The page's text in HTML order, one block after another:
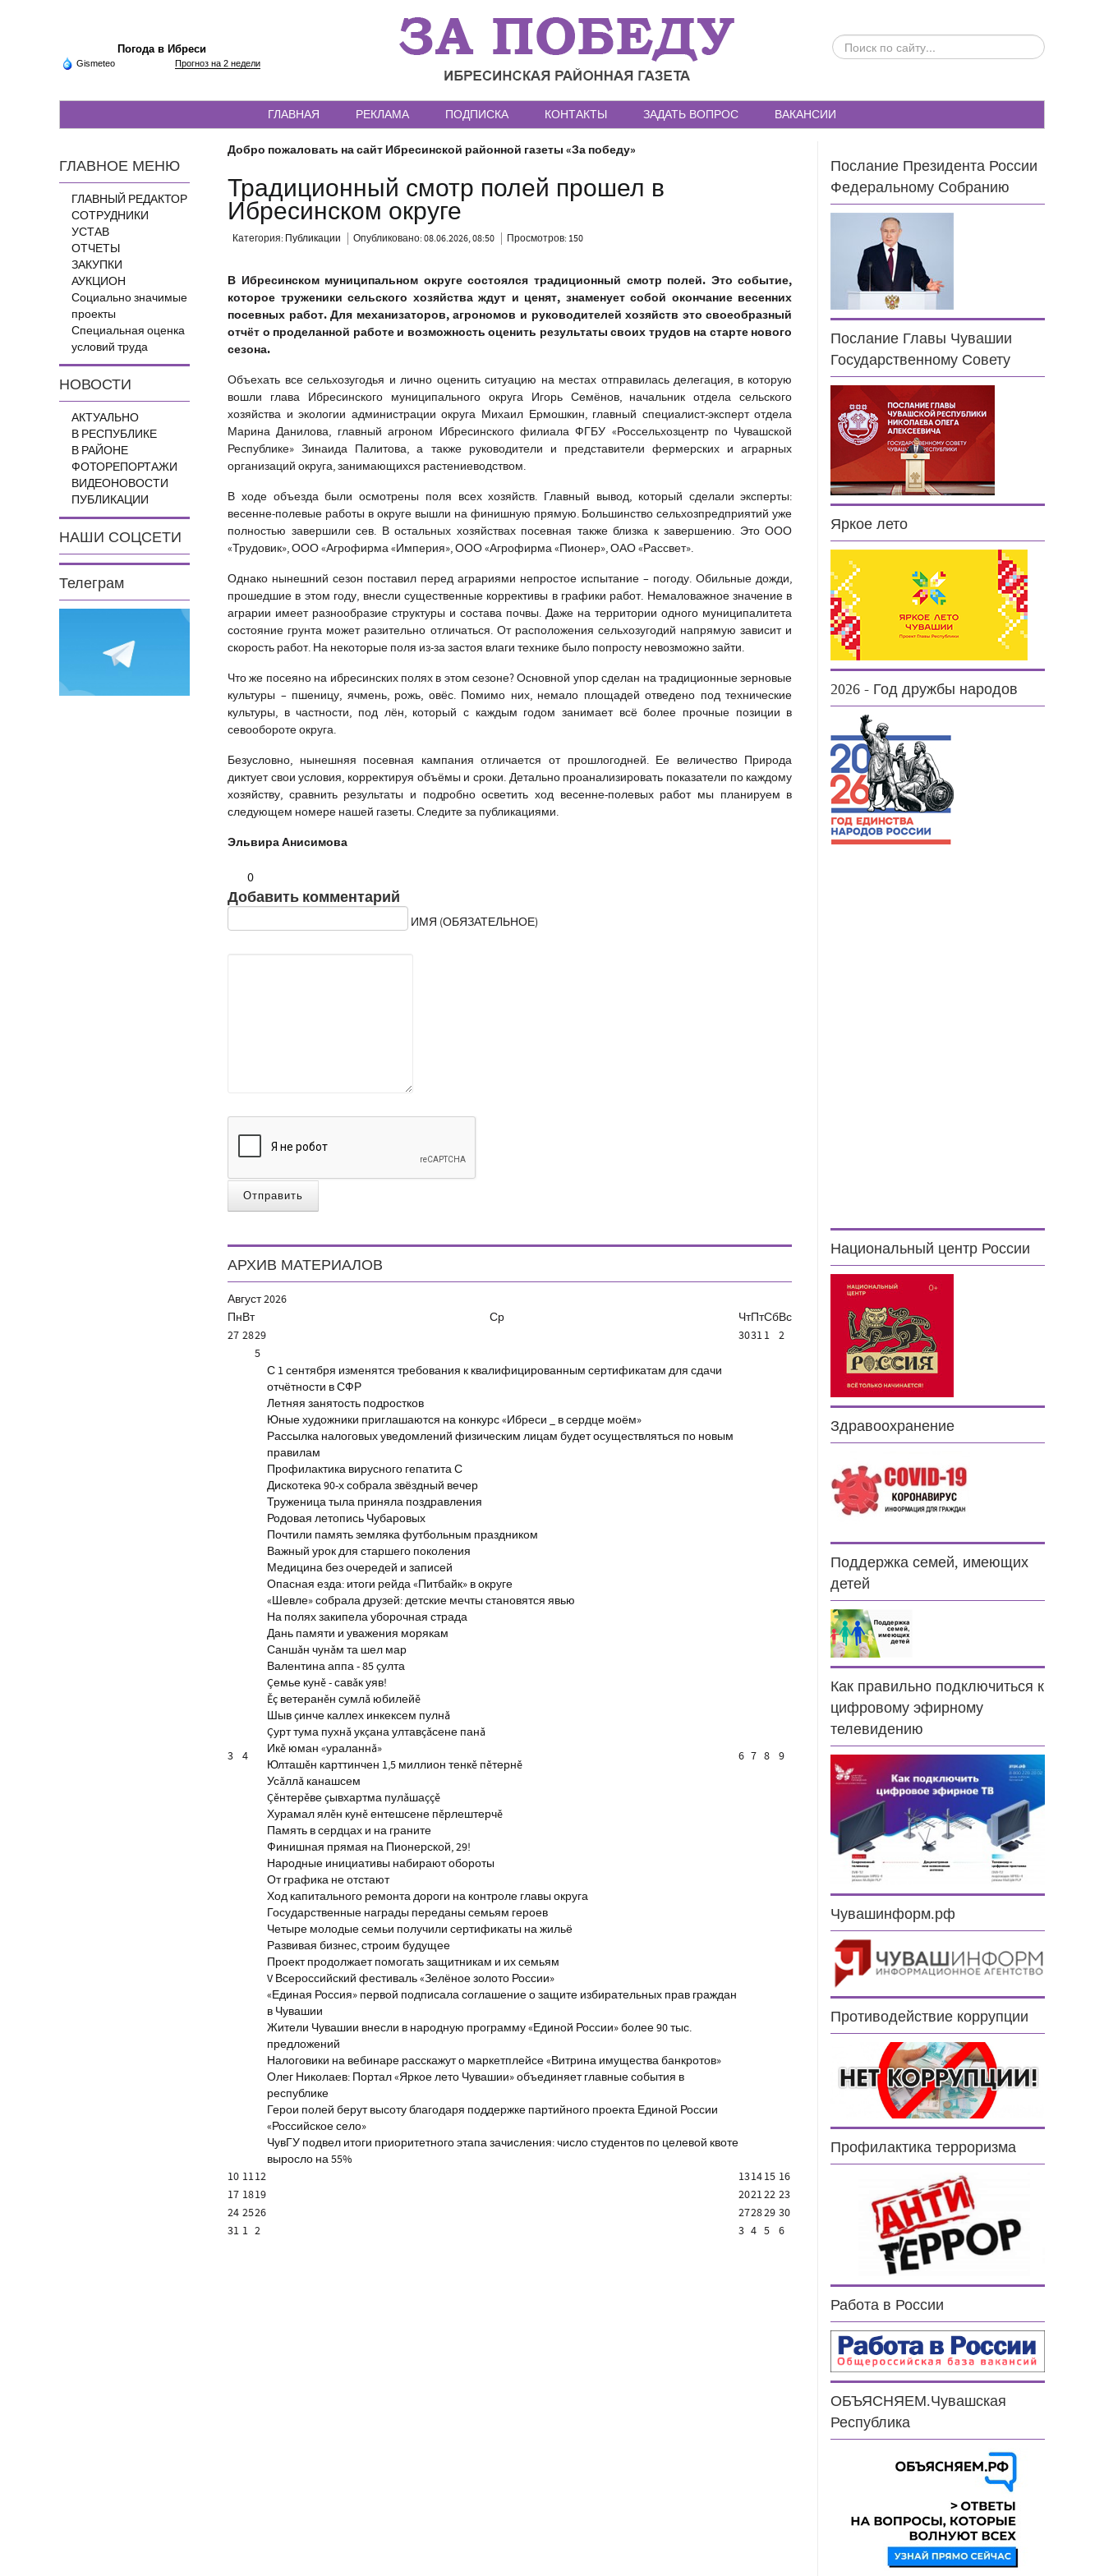
Погода в Ибреси
Gismeteo Прогноз на 2 недели
ПОИСК
ПО
ГЛАВНАЯ РЕКЛАМА ПОДПИСКА КОНТАКТЫ ЗАДАТЬ ВОПРОС ВАКАНСИИ
ГЛАВНОЕ МЕНЮ
ГЛАВНЫЙ РЕДАКТОР
СОТРУДНИКИ
УСТАВ
ОТЧЕТЫ
ЗАКУПКИ
АУКЦИОН
Социально значимые
проекты
Специальная оценка
условий труда
НОВОСТИ
АКТУАЛЬНО
В РЕСПУБЛИКЕ
В РАЙОНЕ
ФОТОРЕПОРТАЖИ
ВИДЕОНОВОСТИ
ПУБЛИКАЦИИ
НАШИ СОЦСЕТИ
Телеграм
Добро пожаловать на сайт Ибресинской районной газеты «За победу»
Традиционный смотр полей прошел в
Ибресинском округе
Категория: Публикации Опубликовано: 08.06.2026, 08:50 Просмотров: 150
В Ибресинском муниципальном округе состоялся традиционный смотр полей. Это событие,
которое труженики сельского хозяйства ждут и ценят, знаменует собой окончание весенних
посевных работ. Для механизаторов, агрономов и руководителей хозяйств это своеобразный
отчёт о проделанной работе и возможность оценить результаты своих трудов на старте нового
сезона.
Объехать все сельхозугодья и лично оценить ситуацию на местах отправилась делегация, в которую
вошли глава Ибресинского муниципального округа Игорь Семёнов, начальник отдела сельского
хозяйства и экологии администрации округа Михаил Ермошкин, главный специалист-эксперт отдела
Марина Данилова, главный агроном Ибресинского филиала ФГБУ «Россельхозцентр по Чувашской
Республике» Зинаида Палитова, а также руководители и представители фермерских и аграрных
организаций округа, занимающихся растениеводством.
В ходе объезда были осмотрены поля всех хозяйств. Главный вывод, который сделали эксперты:
весенне-полевые работы в округе вышли на финишную прямую. Большинство сельхозпредприятий уже
полностью завершили сев. В остальных хозяйствах посевная также близка к завершению. Это ООО
«Трудовик», ООО «Агрофирма «Империя», ООО «Агрофирма «Пионер», ОАО «Рассвет».
Однако нынешний сезон поставил перед аграриями непростое испытание – погоду. Обильные дожди,
прошедшие в этом году, внесли существенные коррективы в графики работ. Немаловажное значение в
аграрии имеет разнообразие структуры и состава почвы. Даже на территории одного муниципалитета
состояние грунта может разительно отличаться. От расположения сельхозугодий напрямую зависит и
скорость работ. На некоторые поля из-за застоя влаги технике было попросту невозможно зайти.
Что же посеяно на ибресинских полях в этом сезоне? Основной упор сделан на традиционные зерновые
культуры – пшеницу, ячмень, рожь, овёс. Помимо них, немало площадей отведено под технические
культуры, в частности, под лён, который с каждым годом занимает всё более прочные позиции в
севообороте округа.
Безусловно, нынешняя посевная кампания отличается от прошлогодней. Ее величество Природа
диктует свои условия, корректируя объёмы и сроки. Детально проанализировать показатели по каждому
хозяйству, сравнить результаты и подробно осветить ход весенне-полевых работ мы планируем в
следующем номере нашей газеты. Следите за публикациями.
Эльвира Анисимова
0
Добавить комментарий
ИМЯ (ОБЯЗАТЕЛЬНОЕ)
Отправить
АРХИВ МАТЕРИАЛОВ
Август2026
ПнВт Ср ЧтПтСбВс
27 2829 30311 2
3 4
5
С 1 сентября изменятся требования к квалифицированным сертификатам для сдачи
отчётности в СФР
Летняя занятость подростков
Юные художники приглашаются на конкурс «Ибреси _ в сердце моём»
Рассылка налоговых уведомлений физическим лицам будет осуществляться по новым
правилам
Профилактика вирусного гепатита С
Дискотека 90-х собрала звёздный вечер
Труженица тыла приняла поздравления
Родовая летопись Чубаровых
Почтили память земляка футбольным праздником
Важный урок для старшего поколения
Медицина без очередей и записей
Опасная езда: итоги рейда «Питбайк» в округе
«Шевле» собрала друзей: детские мечты становятся явью
На полях закипела уборочная страда
Дань памяти и уважения морякам
Саншăн чунăм та шел мар
Валентина аппа - 85 çулта
Çемье кунĕ - савăк уяв!
Ĕç ветеранĕн сумлă юбилейĕ
Шыв çинче каллех инкексем пулнă
Çурт тума пухнă укçана ултавçăсене панă
Икĕ юман «ураланнă»
Юлташĕн карттинчен 1,5 миллион тенкĕ пĕтернĕ
Усăллă канашсем
Çĕнтерĕве çывхартма пулăшаççĕ
Хурамал ялĕн кунĕ ентешсене пĕрлештерчĕ
Память в сердцах и на граните
Финишная прямая на Пионерской, 29!
Народные инициативы набирают обороты
От графика не отстают
Ход капитального ремонта дороги на контроле главы округа
Государственные награды переданы семьям героев
Четыре молодые семьи получили сертификаты на жильё
Развивая бизнес, строим будущее
Проект продолжает помогать защитникам и их семьям
V Всероссийский фестиваль «Зелёное золото России»
«Единая Россия» первой подписала соглашение о защите избирательных прав граждан
в Чувашии
Жители Чувашии внесли в народную программу «Единой России» более 90 тыс.
предложений
Налоговики на вебинаре расскажут о маркетплейсе «Витрина имущества банкротов»
Олег Николаев: Портал «Яркое лето Чувашии» объединяет главные события в
республике
Герои полей берут высоту благодаря поддержке партийного проекта Единой России
«Российское село»
ЧувГУ подвел итоги приоритетного этапа зачисления: число студентов по целевой квоте
выросло на 55%
6 7 8 9
10 1112 131415 16
17 1819 202122 23
24 2526 272829 30
31 1 2 3 4 5 6
Послание Президента России
Федеральному Собранию
Послание Главы Чувашии
Государственному Совету
Яркое лето
2026 - Год дружбы народов
Национальный центр России
Здравоохранение
Поддержка семей, имеющих
детей
Как правильно подключиться к
цифровому эфирному
телевидению
Чувашинформ.рф
Противодействие коррупции
Профилактика терроризма
Работа в России
ОБЪЯСНЯЕМ.Чувашская
Республика